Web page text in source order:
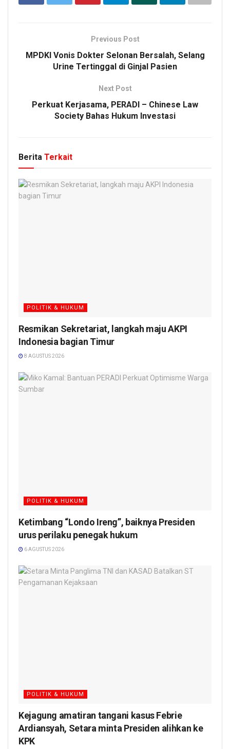
Previous Post
MPDKI Vonis Dokter Selonan Bersalah, Selang
Urine Tertinggal di Ginjal Pasien
Next Post
Perkuat Kerjasama, PERADI – Chinese Law
Society Bahas Hukum Investasi
Berita Terkait
POLITIK & HUKUM
Resmikan Sekretariat, langkah maju AKPI
Indonesia bagian Timur
8 AGUSTUS 2026
POLITIK & HUKUM
Ketimbang “Londo Ireng”, baiknya Presiden
urus perilaku penegak hukum
6 AGUSTUS 2026
POLITIK & HUKUM
Kejagung amatiran tangani kasus Febrie
Ardiansyah, Setara minta Presiden alihkan ke
KPK